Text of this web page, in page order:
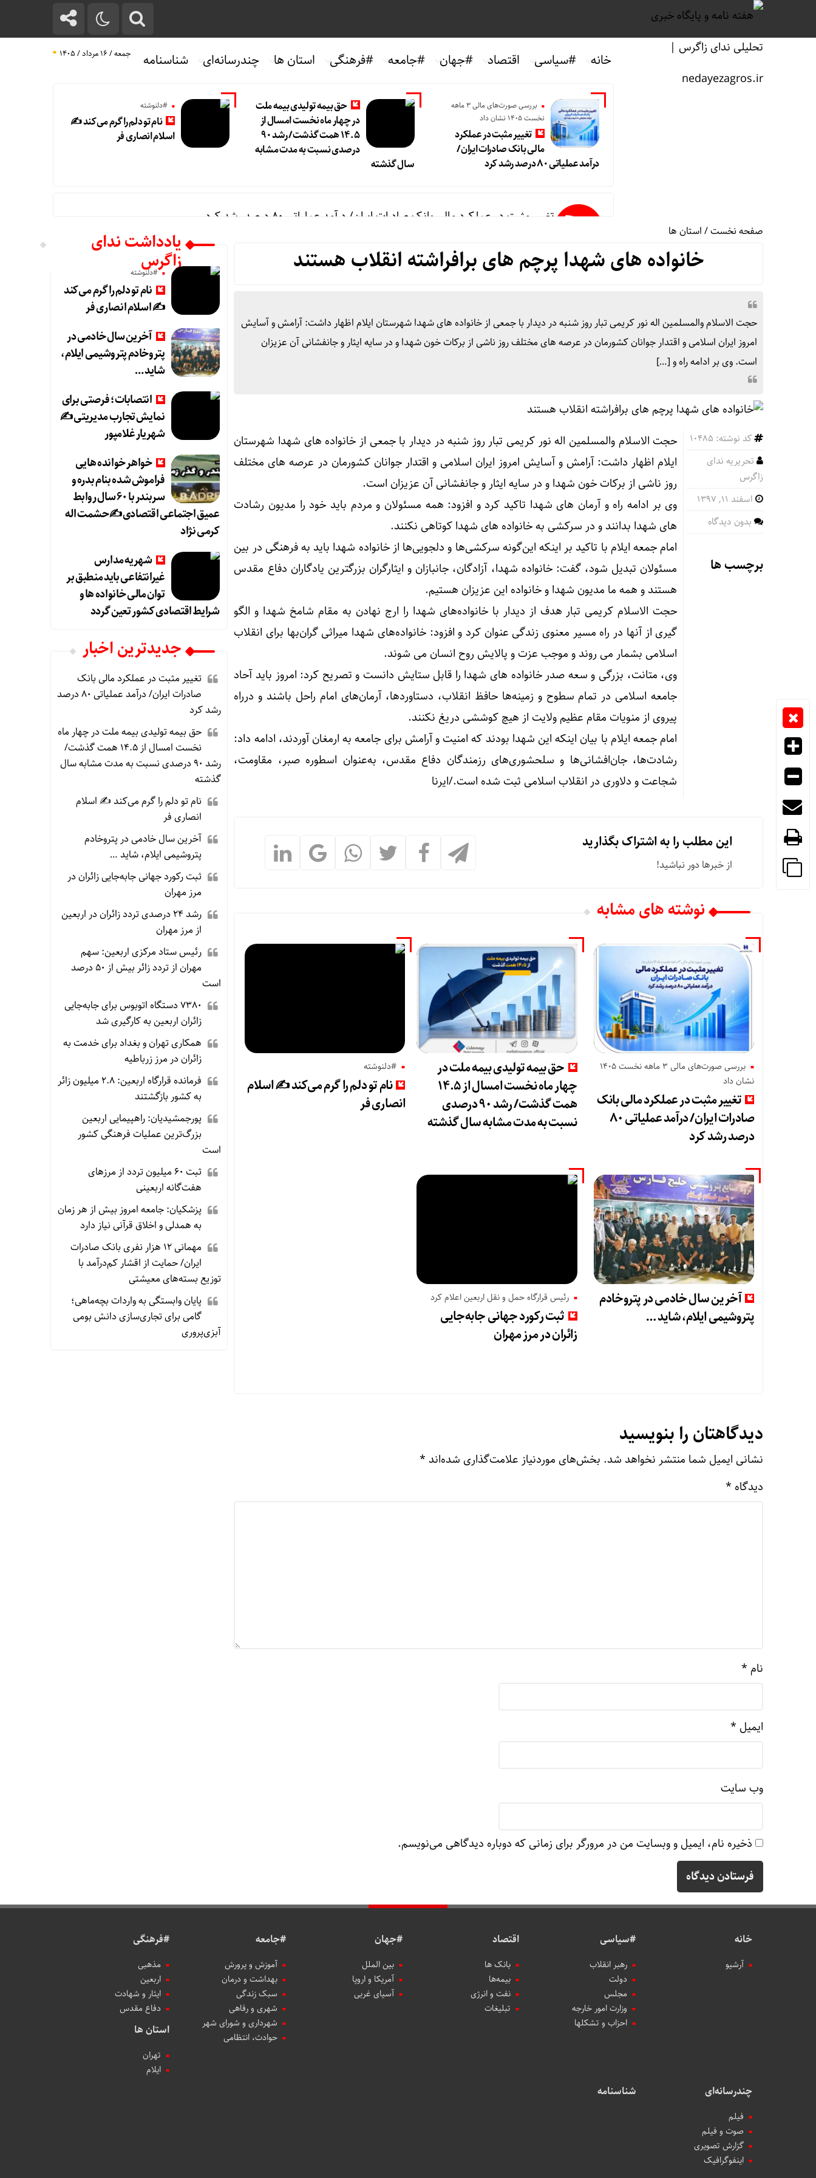
خانه #سیاسی اقتصاد #جهان #جامعه #فرهنگی استان ها چندرسانه‌ای شناسنامه جمعه / ۱۶ مرداد / ۱۴۰۵
بررسی صورت‌های مالی 3 ماهه
نخست 1405 نشان داد
تغییر مثبت در عملکرد
مالی بانک صادرات ایران/
درآمد عملیاتی ۸۰ درصد رشد کرد
حق بیمه تولیدی بیمه ملت
در چهار ماه نخست امسال از
۱۴.۵ همت گذشت/ رشد ۹۰
درصدی نسبت به مدت مشابه
سال گذشته
#دلنوشته
نام تو دلم را گرم می‌کند ✍️
اسلام انصاری فر
تغییر مثبت در عملکرد مالی بانک صادرات ایران/ درآمد عملیاتی ۸۰ درصد رشد کرد
حق بیمه تولیدی بیمه ملت در چهار ماه نخست امسال از ۱۴.۵ همت گذشت/ رشد ۹۰ درصدی نسبت به مدت مشابه سال گذشته
ثبت رکورد جهانی جابه‌جایی زائران در مرز مهران
رشد ۲۴ درصدی تردد زائران در اربعین از مرز مهران
رئیس ستاد مرکزی اربعین: سهم مهران از تردد زائر بیش از ۵۰ درصد است
۷۳۸۰ دستگاه اتوبوس برای جابه‌جایی زائران اربعین به‌ کارگیری شد
صفحه نخست/استان ها
خانواده های شهدا پرچم های برافراشته انقلاب هستند
حجت الاسلام والمسلمین اله نور کریمی تبار روز شنبه در دیدار با جمعی از خانواده های شهدا شهرستان ایلام اظهار داشت: آرامش و آسایش
امروز ایران اسلامی و اقتدار جوانان کشورمان در عرصه های مختلف روز ناشی از برکات خون شهدا و در سایه ایثار و جانفشانی آن عزیزان
است. وی بر ادامه راه و […]
کد نوشته: 10485
تحریریه ندای
زاگرس
اسفند ۱۱, ۱۳۹۷
بدون دیدگاه
برچسب ها
حجت الاسلام والمسلمین اله نور کریمی تبار روز شنبه در دیدار با جمعی از خانواده های شهدا شهرستان
ایلام اظهار داشت: آرامش و آسایش امروز ایران اسلامی و اقتدار جوانان کشورمان در عرصه های مختلف
روز ناشی از برکات خون شهدا و در سایه ایثار و جانفشانی آن عزیزان است.
وی بر ادامه راه و آرمان های شهدا تاکید کرد و افزود: همه مسئولان و مردم باید خود را مدیون رشادت
های شهدا بدانند و در سرکشی به خانواده های شهدا کوتاهی نکنند.
امام جمعه ایلام با تاکید بر اینکه این‌گونه سرکشی‌ها و دلجویی‌ها از خانواده شهدا باید به فرهنگی در بین
مسئولان تبدیل شود، گفت: خانواده شهدا، آزادگان، جانبازان و ایثارگران بزرگترین یادگاران دفاع مقدس
هستند و همه ما مدیون شهدا و خانواده این عزیزان هستیم.
حجت الاسلام کریمی تبار هدف از دیدار با خانواده‌های شهدا را ارج نهادن به مقام شامخ شهدا و الگو
گیری از آنها در راه مسیر معنوی زندگی عنوان کرد و افزود: خانواده‌های شهدا میراثی گران‌بها برای انقلاب
اسلامی بشمار می ‌روند و موجب عزت و پالایش روح انسان می‌ شوند.
وی، متانت، بزرگی و سعه صدر خانواده های شهدا را قابل ستایش دانست و تصریح کرد: امروز باید آحاد
جامعه اسلامی در تمام سطوح و زمینه‌ها حافظ انقلاب، دستاوردها، آرمان‌های امام راحل باشند و درراه
پیروی از منویات مقام عظیم ولایت از هیچ کوششی دریغ نکنند.
امام جمعه ایلام با بیان اینکه این شهدا بودند که امنیت و آرامش برای جامعه به ارمغان آوردند، ادامه داد:
رشادت‌ها، جان‌افشانی‌ها و سلحشوری‌های رزمندگان دفاع مقدس، به‌عنوان اسطوره صبر، مقاومت،
شجاعت و دلاوری در انقلاب اسلامی ثبت ‌شده است./ایرنا
این مطلب را به اشتراک بگذارید
از خبرها دور نباشید!
نوشته های مشابه
بررسی صورت‌های مالی 3 ماهه نخست 1405
نشان داد
تغییر مثبت در عملکرد مالی بانک
صادرات ایران/ درآمد عملیاتی ۸۰
درصد رشد کرد
حق بیمه تولیدی بیمه ملت در
چهار ماه نخست امسال از ۱۴.۵
همت گذشت/ رشد ۹۰ درصدی
نسبت به مدت مشابه سال گذشته
#دلنوشته
نام تو دلم را گرم می‌کند ✍️ اسلام
انصاری فر
آخرین سال خادمی در پتروخادم
پتروشیمی ایلام، شاید …
رئیس قرارگاه حمل و نقل اربعین اعلام کرد
ثبت رکورد جهانی جابه‌جایی
زائران در مرز مهران
دیدگاهتان را بنویسید
نشانی ایمیل شما منتشر نخواهد شد. بخش‌های موردنیاز علامت‌گذاری شده‌اند *
دیدگاه *
نام *
ایمیل *
وب‌ سایت
ذخیره نام، ایمیل و وبسایت من در مرورگر برای زمانی که دوباره دیدگاهی می‌نویسم.
یادداشت ندای
زاگرس
#دلنوشته
نام تو دلم را گرم می‌کند
✍️ اسلام انصاری فر
آخرین سال خادمی در
پتروخادم پتروشیمی ایلام،
شاید …
انتصابات؛ فرصتی برای
نمایش تجارب مدیریتی ✍
شهریار غلامپور
خواهر خوانده هایی
فراموش شده بنام بدره و
سربندر با ۶۰ سال روابط
عمیق اجتماعی اقتصادی ✍حشمت اله
کرمی نژاد
شهریه مدارس
غیرانتفاعی باید منطبق بر
توان مالی خانواده ها و
شرایط اقتصادی کشور تعین گردد
جديدترين اخبار
تغییر مثبت در عملکرد مالی بانک
صادرات ایران/ درآمد عملیاتی ۸۰ درصد
رشد کرد
حق بیمه تولیدی بیمه ملت در چهار ماه
نخست امسال از ۱۴.۵ همت گذشت/
رشد ۹۰ درصدی نسبت به مدت مشابه سال
گذشته
نام تو دلم را گرم می‌کند ✍️ اسلام
انصاری فر
آخرین سال خادمی در پتروخادم
پتروشیمی ایلام، شاید …
ثبت رکورد جهانی جابه‌جایی زائران در
مرز مهران
رشد ۲۴ درصدی تردد زائران در اربعین
از مرز مهران
رئیس ستاد مرکزی اربعین: سهم
مهران از تردد زائر بیش از ۵۰ درصد
است
۷۳۸۰ دستگاه اتوبوس برای جابه‌جایی
زائران اربعین به‌ کارگیری شد
همکاری تهران و بغداد برای خدمت به
زائران در مرز زرباطیه
فرمانده قرارگاه اربعین: ۲.۸ میلیون زائر
به کشور بازگشتند
پورجمشیدیان: راهپیمایی اربعین
بزرگ‌ترین عملیات فرهنگی کشور
است
ثبت ۶۰ میلیون تردد از مرزهای
هفت‌گانه اربعینی
پزشکیان: جامعه امروز بیش از هر زمان
به همدلی و اخلاق قرآنی نیاز دارد
مهمانی ۱۲ هزار نفری بانک صادرات
ایران/ حمایت از اقشار کم‌درآمد با
توزیع بسته‌های معیشتی
پایان وابستگی به واردات بچه‌ماهی؛
گامی برای تجاری‌سازی دانش بومی
آبزی‌پروری
خانه
آرشیو
#سیاسی
رهبر انقلاب
دولت
مجلس
وزارت امور خارجه
احزاب و تشکلها
اقتصاد
بانک ها
بیمه‌ها
نفت و انرژی
تبلیغات
#جهان
بین الملل
آمریکا و اروپا
آسیای غربی
#جامعه
آموزش و پرورش
بهداشت و درمان
سبک زندگی
شهری و رفاهی
شهرداری و شورای شهر
حوادث، انتظامی
#فرهنگی
مذهبی
اربعین
ایثار و شهادت
دفاع مقدس
استان ها
تهران
ایلام
چندرسانه‌ای
فیلم
صوت و فیلم
گزارش تصویری
اینفوگرافیک
شناسنامه